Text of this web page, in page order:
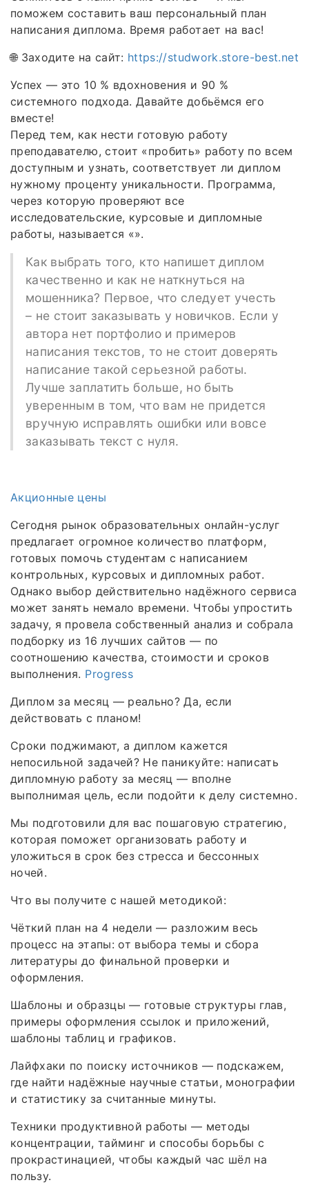
поможем составить ваш персональный план
написания диплома. Время работает на вас!
🌐 Заходите на сайт: https://studwork.store-best.net
Успех — это 10 % вдохновения и 90 %
системного подхода. Давайте добьёмся его
вместе!
Перед тем, как нести готовую работу
преподавателю, стоит «пробить» работу по всем
доступным и узнать, соответствует ли диплом
нужному проценту уникальности. Программа,
через которую проверяют все
исследовательские, курсовые и дипломные
работы, называется «».
Как выбрать того, кто напишет диплом
качественно и как не наткнуться на
мошенника? Первое, что следует учесть
– не стоит заказывать у новичков. Если у
автора нет портфолио и примеров
написания текстов, то не стоит доверять
написание такой серьезной работы.
Лучше заплатить больше, но быть
уверенным в том, что вам не придется
вручную исправлять ошибки или вовсе
заказывать текст с нуля.
Акционные цены
Сегодня рынок образовательных онлайн-услуг
предлагает огромное количество платформ,
готовых помочь студентам с написанием
контрольных, курсовых и дипломных работ.
Однако выбор действительно надёжного сервиса
может занять немало времени. Чтобы упростить
задачу, я провела собственный анализ и собрала
подборку из 16 лучших сайтов — по
соотношению качества, стоимости и сроков
выполнения. Progress
Диплом за месяц — реально? Да, если
действовать с планом!
Сроки поджимают, а диплом кажется
непосильной задачей? Не паникуйте: написать
дипломную работу за месяц — вполне
выполнимая цель, если подойти к делу системно.
Мы подготовили для вас пошаговую стратегию,
которая поможет организовать работу и
уложиться в срок без стресса и бессонных
ночей.
Что вы получите с нашей методикой:
Чёткий план на 4 недели — разложим весь
процесс на этапы: от выбора темы и сбора
литературы до финальной проверки и
оформления.
Шаблоны и образцы — готовые структуры глав,
примеры оформления ссылок и приложений,
шаблоны таблиц и графиков.
Лайфхаки по поиску источников — подскажем,
где найти надёжные научные статьи, монографии
и статистику за считанные минуты.
Техники продуктивной работы — методы
концентрации, тайминг и способы борьбы с
прокрастинацией, чтобы каждый час шёл на
пользу.